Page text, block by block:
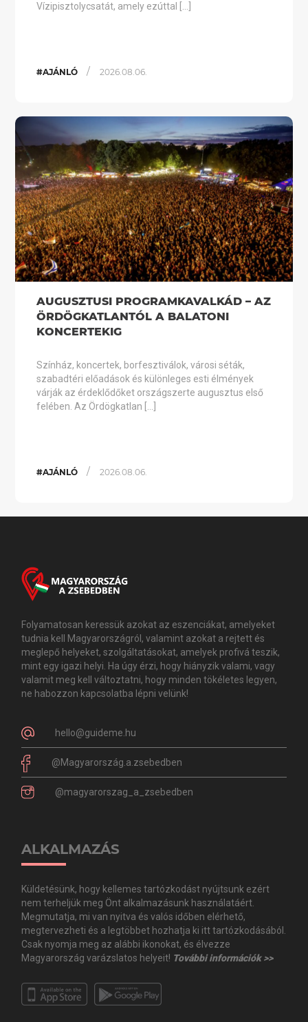
Vízipisztolycsatát, amely ezúttal […]
#AJÁNLÓ / 2026.08.06.
AUGUSZTUSI PROGRAMKAVALKÁD – AZ
ÖRDÖGKATLANTÓL A BALATONI
KONCERTEKIG
Színház, koncertek, borfesztiválok, városi séták,
szabadtéri előadások és különleges esti élmények
várják az érdeklődőket országszerte augusztus első
felében. Az Ördögkatlan […]
#AJÁNLÓ / 2026.08.06.
Folyamatosan keressük azokat az eszenciákat, amelyeket
tudnia kell Magyarországról, valamint azokat a rejtett és
meglepő helyeket, szolgáltatásokat, amelyek profivá teszik,
mint egy igazi helyi. Ha úgy érzi, hogy hiányzik valami, vagy
valamit meg kell változtatni, hogy minden tökéletes legyen,
ne habozzon kapcsolatba lépni velünk!
hello@guideme.hu
@Magyarország.a.zsebedben
@magyarorszag_a_zsebedben
ALKALMAZÁS
Küldetésünk, hogy kellemes tartózkodást nyújtsunk ezért
nem terheljük meg Önt alkalmazásunk használatáért.
Megmutatja, mi van nyitva és valós időben elérhető,
megtervezheti és a legtöbbet hozhatja ki itt tartózkodásából.
Csak nyomja meg az alábbi ikonokat, és élvezze
Magyarország varázslatos helyeit! További információk >>